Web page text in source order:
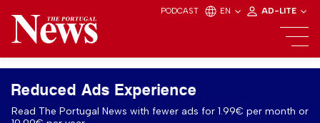
PODCAST EN AD-LITE
Reduced Ads Experience
Read The Portugal News with fewer ads for 1.99€ per month or